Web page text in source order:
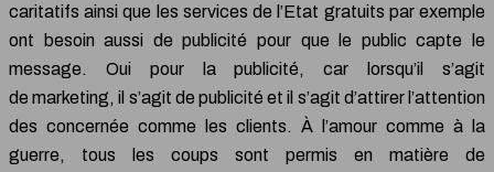
caritatifs ainsi que les services de l’Etat gratuits par exemple
ont besoin aussi de publicité pour que le public capte le
message. Oui pour la publicité, car lorsqu’il s’agit
de marketing, il s’agit de publicité et il s’agit d’attirer l’attention
des concernée comme les clients. À l’amour comme à la
guerre, tous les coups sont permis en matière de